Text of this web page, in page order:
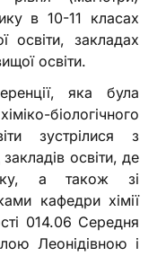
в 10-11 класах
освіти, закладах
освіти.
яка була
біологічного
зустрілися з
освіти, де
а також зі
кафедри хімії
014.06 Середня
Леонідівною і